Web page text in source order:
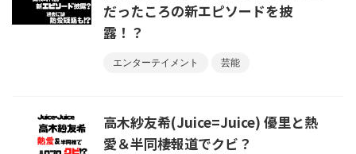
だったころの新エピソードを披
露！？
エンターテイメント 芸能
高木紗友希(Juice=Juice) 優里と熱
愛＆半同棲報道でクビ？